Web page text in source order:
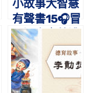
小故事大智慧
有聲書15🎧冒
雪還書｜蔡禮
旭老師講故事